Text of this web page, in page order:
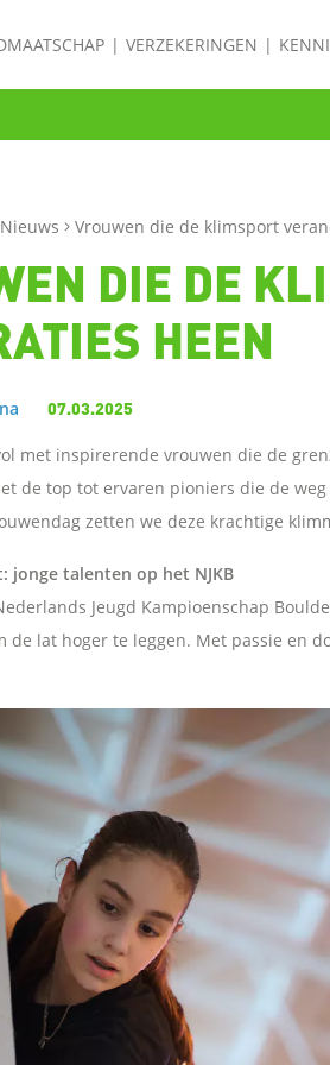
VERZEKERINGEN
Nieuws Vrouwen die de klimsport
DIE DE
HEEN
07.03.2025
met inspirerende vrouwen die de
de top tot ervaren pioniers die de
zetten we deze krachtige
jonge talenten op het NJKB
Jeugd Kampioenschap
de lat hoger te leggen. Met passie en